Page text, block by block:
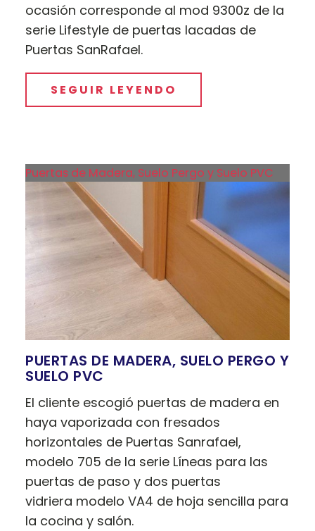
ocasión corresponde al mod 9300z de la
serie Lifestyle de puertas lacadas de
Puertas SanRafael.
SEGUIR LEYENDO
Puertas de Madera, Suelo Pergo y Suelo PVC
PUERTAS DE MADERA, SUELO PERGO Y
SUELO PVC
El cliente escogió puertas de madera en
haya vaporizada con fresados
horizontales de Puertas Sanrafael,
modelo 705 de la serie Líneas para las
puertas de paso y dos puertas
vidriera modelo VA4 de hoja sencilla para
la cocina y salón.